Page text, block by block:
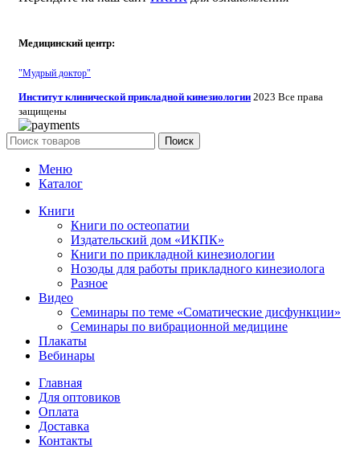
Медицинский центр:
"Мудрый доктор"
Институт клинической прикладной кинезиологии 2023 Все права
защищены
Поиск
Меню
Каталог
Книги
Книги по остеопатии
Издательский дом «ИКПК»
Книги по прикладной кинезиологии
Нозоды для работы прикладного кинезиолога
Разное
Видео
Семинары по теме «Соматические дисфункции»
Семинары по вибрационной медицине
Плакаты
Вебинары
Главная
Для оптовиков
Оплата
Доставка
Контакты